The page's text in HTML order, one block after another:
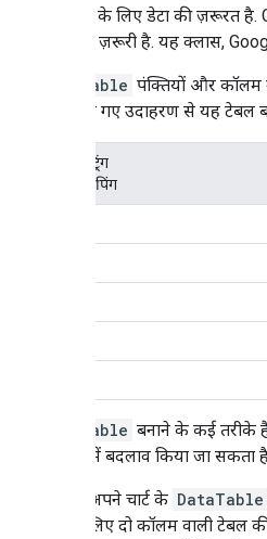
सभी चार्ट के लिए डेटा की ज़रूरत है.
रैप करना ज़रूरी है. यह क्लास,
DataTable पंक्तियों और कॉलम
ऊपर दिए गए उदाहरण से यह टेबल
टाइप: स्ट्रिंग
लेबल: टॉपिंग
DataTable बनाने के कई तरीके
बाद, उसमें बदलाव किया जा
आपको अपने चार्ट के DataTable
दोनों के लिए दो कॉलम वाली टेबल